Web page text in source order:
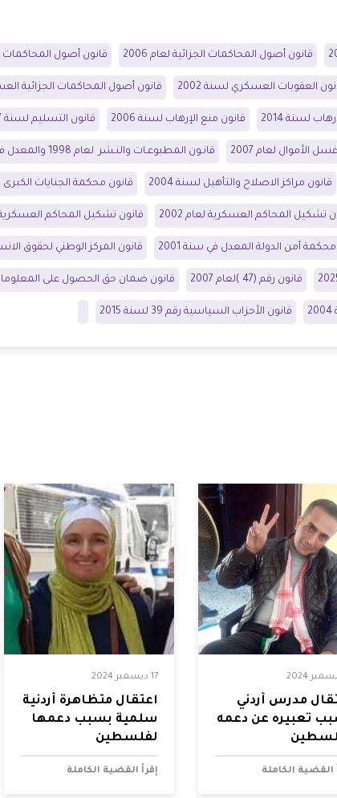
قانون أصول المحاكمات الجزائية لعام 2006 قانون أصول المحاكمات
العقوبات العسكري لسنة 2002 قانون أصول المحاكمات الجزائية
لسنة 2014 قانون منع الإرهاب لسنة 2006 قانون التسليم لسنة 1927
الأموال لعام 2007 قانـون المطبوعـات والنـشر لعام 1998 والمعدل في 1999, 2010
قانون مراكز الاصلاح والتأهيل لسنة 2004 قانون محكمة الجنايات الكبرى
تشكيل المحاكم العسكرية لعام 2002 قانون تشكيل المحاكم العسكرية
أمن الدولة المعدل في سنة 2001 قانون المركز الوطني لحقوق
قانون رقم (47 )لعام 2007 قانون ضمان حق الحصول على
قانون الأحزاب السياسية رقم 39 لسنة 2015
مدرس أردني
تعبيره عن دعمه
القضية الكاملة
17 ديسمبر 2024
اعتقال متظاهرة أردنية
سلمية بسبب دعمها
لفلسطين
إقرأ القضية الكاملة